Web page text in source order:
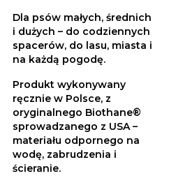
Dla psów małych, średnich
i dużych – do codziennych
spacerów, do lasu, miasta i
na każdą pogodę.
Produkt wykonywany
ręcznie w Polsce, z
oryginalnego Biothane®
sprowadzanego z USA –
materiału odpornego na
wodę, zabrudzenia i
ścieranie.